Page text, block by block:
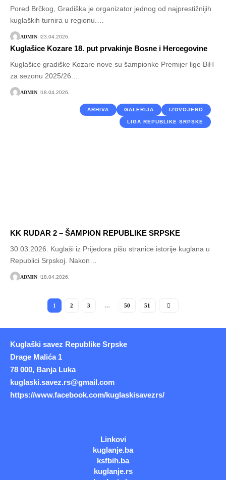
Pored Brčkog, Gradiška je organizator jednog od najprestižnijih
kuglaških turnira u regionu.…
ADMIN 23.04.2026.
Kuglašice Kozare 18. put prvakinje Bosne i Hercegovine
Kuglašice gradiške Kozare nove su šampionke Premijer lige BiH
za sezonu 2025/26.…
ADMIN 18.04.2026.
ARHIVA GALERIJA IZDVOJENO
LIGA REPUBLIKE SRPSKE
KK RUDAR 2 – ŠAMPION REPUBLIKE SRPSKE
30.03.2026. Kuglaši iz Prijedora pišu stranice istorije kuglana u
Republici Srpskoj. Nakon
ADMIN 18.04.2026.
1 2 3 … 50 51
Kuglaški savez Republike Srpske
Drage Malića 1
78 000, Banja Luka
kuglaski.savez.rs@gmail.com
https://www.facebook.com/kuglaskisavezrs/
Linkovi
kuglanje.ba
ksfbih.ba
kuglanje.rs